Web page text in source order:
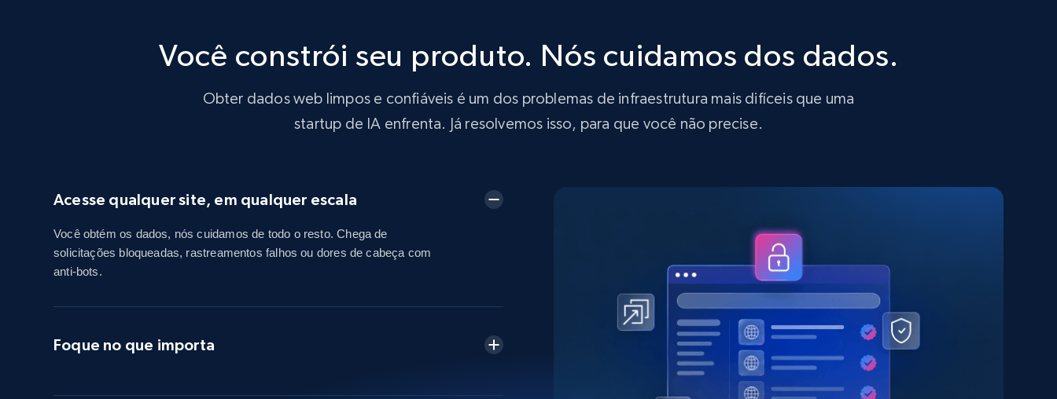
Você constrói seu produto. Nós cuidamos dos dados.
Obter dados web limpos e confiáveis é um dos problemas de infraestrutura mais difíceis que uma
startup de IA enfrenta. Já resolvemos isso, para que você não precise.
Acesse qualquer site, em qualquer escala
Você obtém os dados, nós cuidamos de todo o resto. Chega de
solicitações bloqueadas, rastreamentos falhos ou dores de cabeça com
anti-bots.
Foque no que importa